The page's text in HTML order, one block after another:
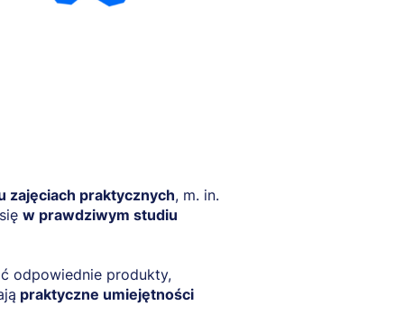
zajęciach praktycznych, m. in.
w prawdziwym studiu
odpowiednie produkty,
praktyczne umiejętności